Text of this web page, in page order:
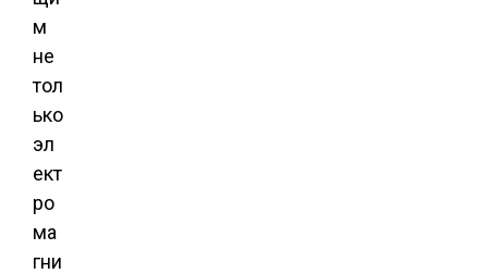
м
не
тол
ько
эл
ект
ро
ма
гни